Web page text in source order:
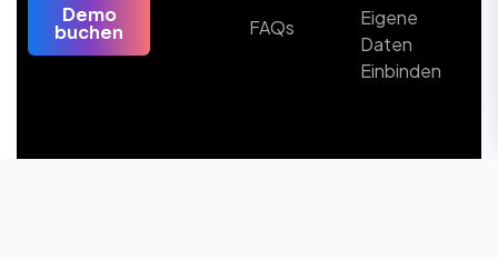
Demo
buchen
FAQs
Eigene
Daten
Einbinden
Folgen Sie uns